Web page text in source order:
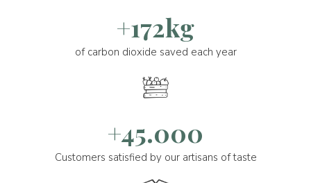
+172kg
of carbon dioxide saved each year
+45.000
Customers satisfied by our artisans of taste